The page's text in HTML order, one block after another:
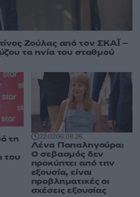
Ζούλας από τον ΣΚΑΪ –
τα ηνία του σταθμού
τη
του
22:0206.08.26
Λένα Παπαληγούρα:
Ο σεβασμός δεν
προκύπτει από την
εξουσία, είναι
προβληματικές οι
σχέσεις εξουσίας